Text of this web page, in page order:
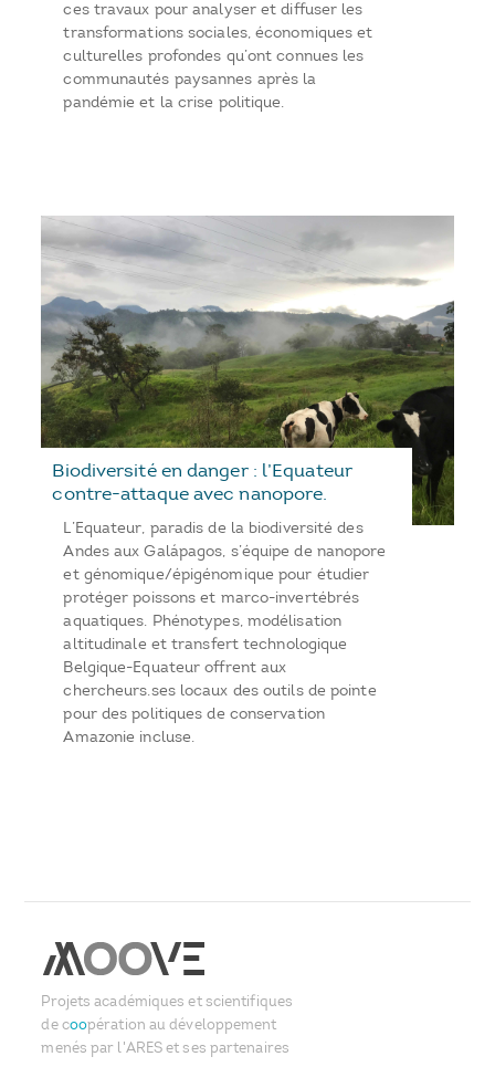
ces travaux pour analyser et diffuser les
transformations sociales, économiques et
culturelles profondes qu’ont connues les
communautés paysannes après la
pandémie et la crise politique.
Biodiversité en danger : l’Equateur
contre-attaque avec nanopore.
L’Equateur, paradis de la biodiversité des
Andes aux Galápagos, s’équipe de nanopore
et génomique/épigénomique pour étudier
protéger poissons et marco-invertébrés
aquatiques. Phénotypes, modélisation
altitudinale et transfert technologique
Belgique-Equateur offrent aux
chercheurs.ses locaux des outils de pointe
pour des politiques de conservation
Amazonie incluse.
Projets académiques et scientifiques
de coopération au développement
menés par l'ARES et ses partenaires